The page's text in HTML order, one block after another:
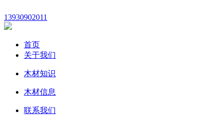
13930902011
首页
关于我们
木材知识
木材信息
联系我们